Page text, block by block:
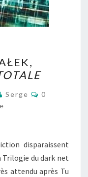
Serge
0
disparaissent
du dark net
attendu après Tu